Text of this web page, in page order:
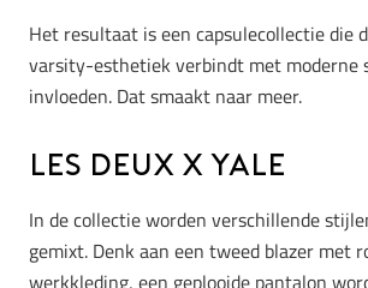
Het resultaat is een capsulecollectie die
varsity-esthetiek verbindt met moderne
invloeden. Dat smaakt naar meer.
Les Deux x Yale
In de collectie worden verschillende
gemixt. Denk aan een tweed blazer met